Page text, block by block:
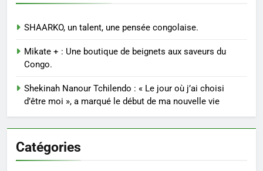
SHAARKO, un talent, une pensée congolaise.
Mikate + : Une boutique de beignets aux saveurs du
Congo.
Shekinah Nanour Tchilendo : « Le jour où j’ai choisi
d’être moi », a marqué le début de ma nouvelle vie
Catégories